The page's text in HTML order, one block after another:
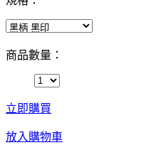
商品數量：
立即購買
放入購物車